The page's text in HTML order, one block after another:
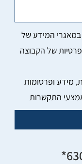
מידע ופרסומות
התקשרות